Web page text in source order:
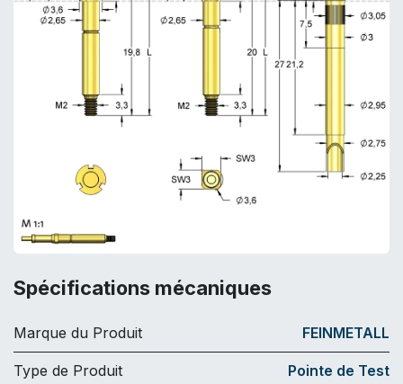
Spécifications mécaniques
Marque du Produit FEINMETALL
Type de Produit Pointe de Test